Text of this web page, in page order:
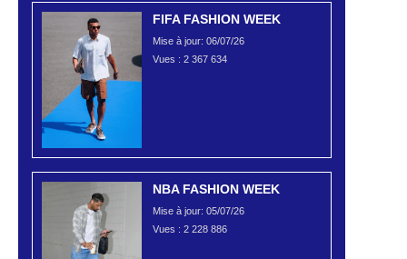
FIFA FASHION WEEK
Mise à jour: 06/07/26
Vues : 2 367 634
NBA FASHION WEEK
Mise à jour: 05/07/26
Vues : 2 228 886